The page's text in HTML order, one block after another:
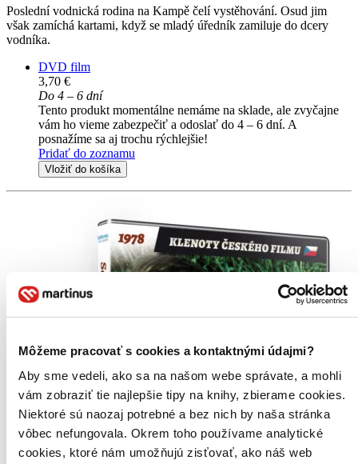
Môžeme pracovať s cookies a kontaktnými údajmi?
Aby sme vedeli, ako sa na našom webe správate, a mohli
vám zobraziť tie najlepšie tipy na knihy, zbierame cookies.
Niektoré sú naozaj potrebné a bez nich by naša stránka
vôbec nefungovala. Okrem toho používame analytické
cookies, ktoré nám umožňujú zisťovať, ako náš web
Poslední vodnická rodina na Kampě čelí vystěhování. Osud jim
však zamíchá kartami, když se mladý úředník zamiluje do dcery
vodníka.
DVD film
3,70 €
Do 4 – 6 dní
Tento produkt momentálne nemáme na sklade, ale zvyčajne
vám ho vieme zabezpečiť a odoslať do 4 – 6 dní. A
posnažíme sa aj trochu rýchlejšie!
Pridať do zoznamu
Vložiť do košíka